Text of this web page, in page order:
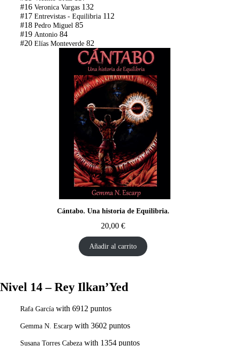
#16 Veronica Vargas 132
#17 Entrevistas - Equilibria 112
#18 Pedro Miguel 85
#19 Antonio 84
#20 Elías Monteverde 82
Cántabo. Una historia de Equilibria.
20,00 €
Añadir al carrito
Nivel 14 – Rey Ilkan’Yed
Rafa García with 6912 puntos
Gemma N. Escarp with 3602 puntos
Susana Torres Cabeza with 1354 puntos